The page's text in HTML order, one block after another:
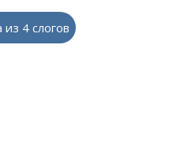
из 4 слогов